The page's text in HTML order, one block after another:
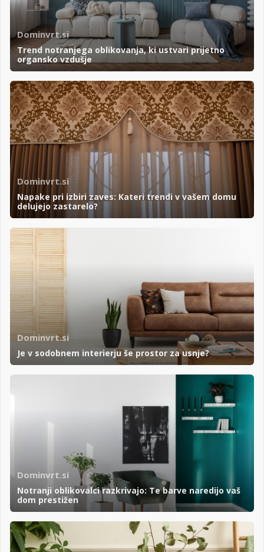
Dominvrt.si
Trend notranjega oblikovanja, ki ustvari prijetno
organsko vzdušje
Dominvrt.si
Napake pri izbiri zaves: Kateri trendi v vašem domu
delujejo zastarelo?
Dominvrt.si
Je v sodobnem interierju še prostor za usnje?
Dominvrt.si
Notranji oblikovalci razkrivajo: Te barve naredijo vaš
dom prestižen